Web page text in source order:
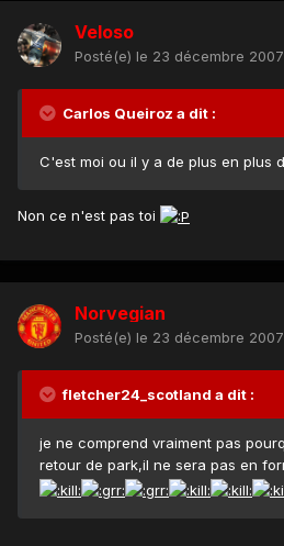
Veloso
Posté(e) le 23 décembre 2007
Carlos Queiroz a dit :
C'est moi ou il y a de plus en plus
Non ce n'est pas toi
Norvegian
Posté(e) le 23 décembre 2007
fletcher24_scotland a dit :
je ne comprend vraiment pas
retour de park,il ne sera pas en